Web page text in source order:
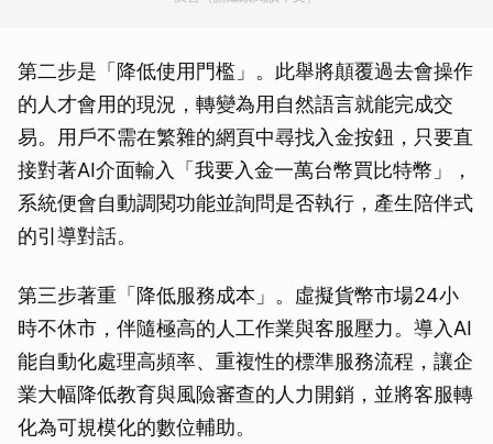
第二步是「降低使用門檻」。此舉將顛覆過去會操作
的人才會用的現況，轉變為用自然語言就能完成交
易。用戶不需在繁雜的網頁中尋找入金按鈕，只要直
接對著AI介面輸入「我要入金一萬台幣買比特幣」，
系統便會自動調閱功能並詢問是否執行，產生陪伴式
的引導對話。
第三步著重「降低服務成本」。虛擬貨幣市場24小
時不休市，伴隨極高的人工作業與客服壓力。導入AI
能自動化處理高頻率、重複性的標準服務流程，讓企
業大幅降低教育與風險審查的人力開銷，並將客服轉
化為可規模化的數位輔助。